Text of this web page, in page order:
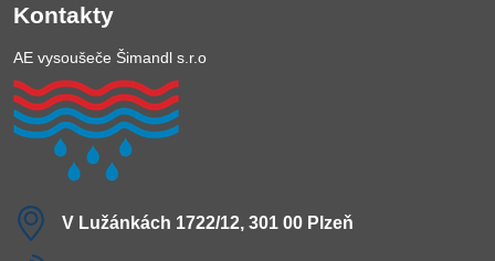
Kontakty
AE vysoušeče Šimandl s.r.o
V Lužánkách 1722/12, 301 00 Plzeň